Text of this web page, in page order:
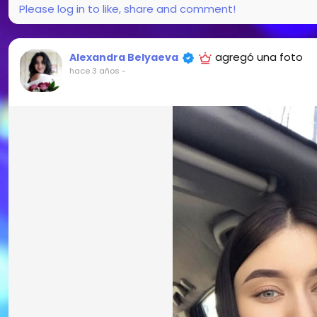
Please log in to like, share and comment!
Alexandra Belyaeva agregó una foto
hace 3 años -